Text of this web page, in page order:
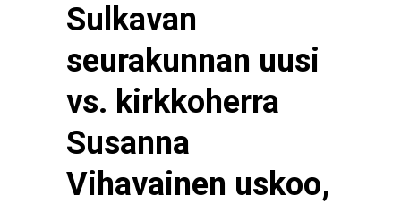
Sulkavan
seurakunnan uusi
vs. kirkkoherra
Susanna
Vihavainen uskoo,